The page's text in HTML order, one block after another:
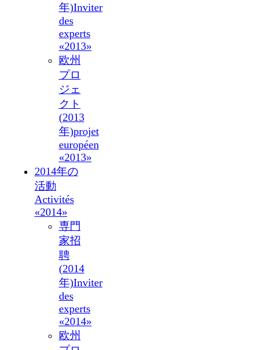
年)Inviter
des
experts
«2013»
欧州
プロ
ジェ
クト
(2013
年)projet
européen
«2013»
2014年の
活動
Activités
«2014»
専門
家招
聘
(2014
年)Inviter
des
experts
«2014»
欧州